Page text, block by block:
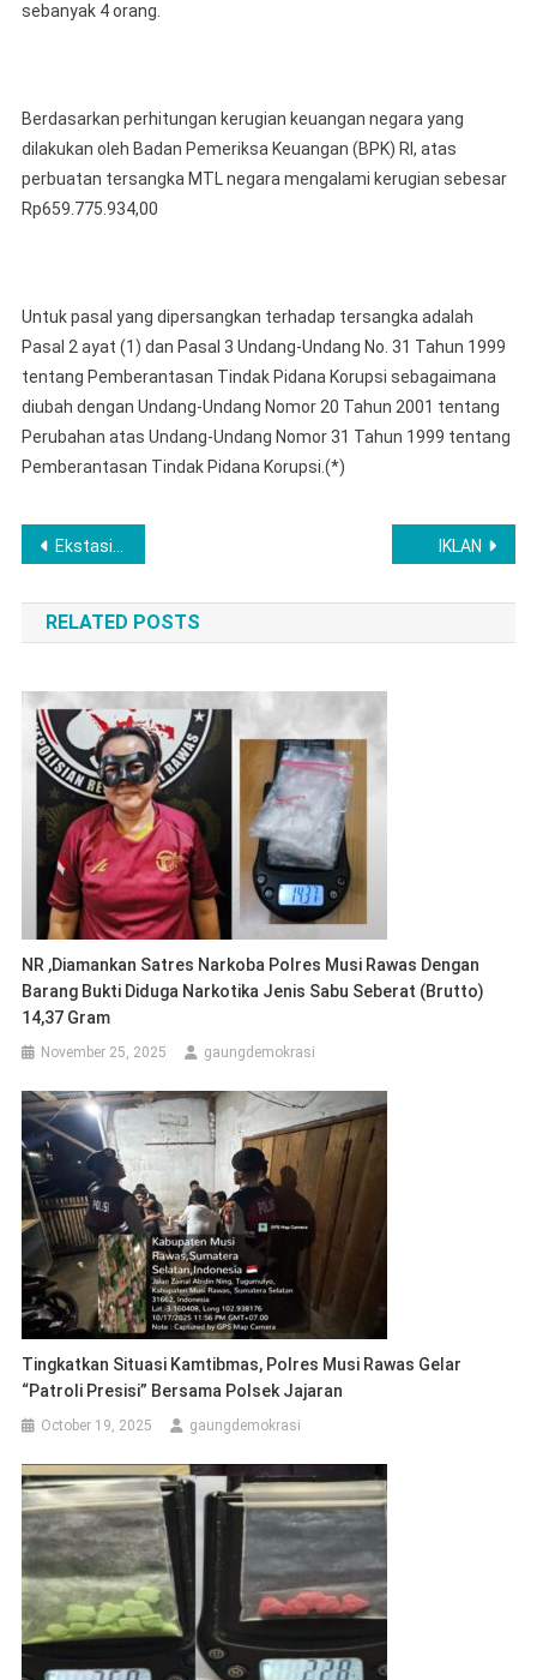
sebanyak 4 orang.
Berdasarkan perhitungan kerugian keuangan negara yang
dilakukan oleh Badan Pemeriksa Keuangan (BPK) RI, atas
perbuatan tersangka MTL negara mengalami kerugian sebesar
Rp659.775.934,00
Untuk pasal yang dipersangkan terhadap tersangka adalah
Pasal 2 ayat (1) dan Pasal 3 Undang-Undang No. 31 Tahun 1999
tentang Pemberantasan Tindak Pidana Korupsi sebagaimana
diubah dengan Undang-Undang Nomor 20 Tahun 2001 tentang
Perubahan atas Undang-Undang Nomor 31 Tahun 1999 tentang
Pemberantasan Tindak Pidana Korupsi.(*)
Post
navigation
Ekstasi Disembunyikan di Pijakan Kaki Motor Dua Pemuda, Berhasil Diringkus Satresnarkoba Polres LubukLinggau IKLAN
RELATED POSTS
NR ,Diamankan Satres Narkoba Polres Musi Rawas Dengan
Barang Bukti Diduga Narkotika Jenis Sabu Seberat (brutto)
14,37 Gram
November 25, 2025 gaungdemokrasi
Tingkatkan Situasi Kamtibmas, Polres Musi Rawas Gelar
“Patroli Presisi” Bersama Polsek Jajaran
October 19, 2025 gaungdemokrasi